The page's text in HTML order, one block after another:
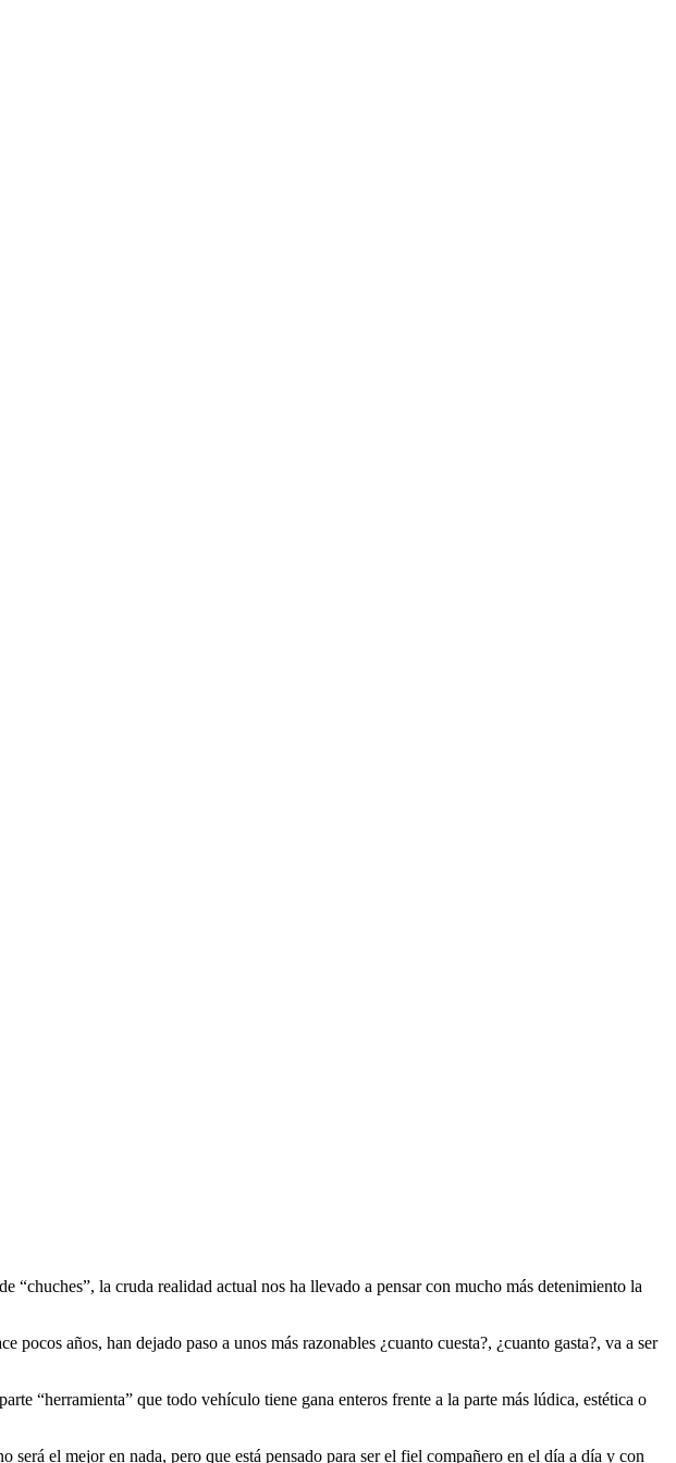
“chuches”, la cruda realidad actual nos ha llevado a pensar con mucho más detenimiento la
años, han dejado paso a unos más razonables ¿cuanto cuesta?, ¿cuanto gasta?, va a ser
“herramienta” que todo vehículo tiene gana enteros frente a la parte más lúdica, estética o
el mejor en nada, pero que está pensado para ser el fiel compañero en el día a día y con